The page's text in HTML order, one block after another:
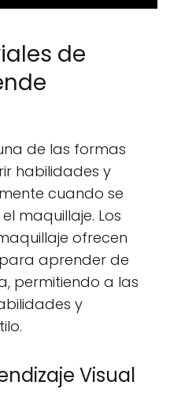
de
de las formas
habilidades y
cuando se
maquillaje. Los
ofrecen
aprender de
permitiendo a las
y
Visual